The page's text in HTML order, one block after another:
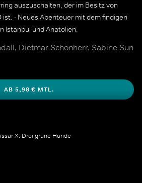
auszuschalten, der im Besitz von
- Neues Abenteuer mit dem findigen
Istanbul und Anatolien.
Dietmar Schönherr, Sabine Sun
AB 5,98 € MTL.
X: Drei grüne Hunde